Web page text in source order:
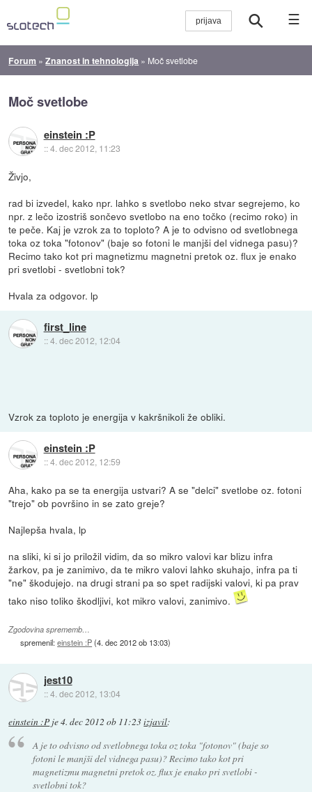
☰
Forum »Znanost in tehnologija » Moč svetlobe
Moč svetlobe
einstein :P
::4. dec 2012, 11:23
Živjo,
rad bi izvedel, kako npr. lahko s svetlobo neko stvar segrejemo, ko
npr. z lečo izostriš sončevo svetlobo na eno točko (recimo roko) in
te peče. Kaj je vzrok za to toploto? A je to odvisno od svetlobnega
toka oz toka "fotonov" (baje so fotoni le manjši del vidnega pasu)?
Recimo tako kot pri magnetizmu magnetni pretok oz. flux je enako
pri svetlobi - svetlobni tok?
Hvala za odgovor. lp
first_line
::4. dec 2012, 12:04
Vzrok za toploto je energija v kakršnikoli že obliki.
einstein :P
::4. dec 2012, 12:59
Aha, kako pa se ta energija ustvari? A se "delci" svetlobe oz. fotoni
"trejo" ob površino in se zato greje?
Najlepša hvala, lp
na sliki, ki si jo priložil vidim, da so mikro valovi kar blizu infra
žarkov, pa je zanimivo, da te mikro valovi lahko skuhajo, infra pa ti
"ne" škodujejo. na drugi strani pa so spet radijski valovi, ki pa prav
tako niso toliko škodljivi, kot mikro valovi, zanimivo.
Zgodovina sprememb…
spremenil:einstein :P(4. dec 2012 ob 13:03)
jest10
::4. dec 2012, 13:04
einstein :P je4. dec 2012 ob 11:23izjavil:
A je to odvisno od svetlobnega toka oz toka "fotonov" (baje so
fotoni le manjši del vidnega pasu)? Recimo tako kot pri
magnetizmu magnetni pretok oz. flux je enako pri svetlobi -
svetlobni tok?